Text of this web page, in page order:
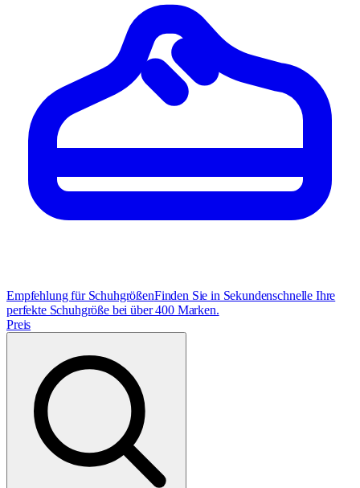
Empfehlung für SchuhgrößenFinden Sie in Sekundenschnelle Ihre
perfekte Schuhgröße bei über 400 Marken.
Preis